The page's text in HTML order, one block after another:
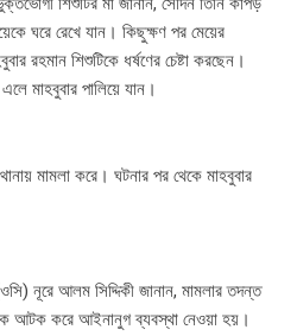
ঘরে রেখে যান। কিছুক্ষণ পর মেয়ের
রহমান শিশুটিকে ধর্ষণের চেষ্টা করছেন।
মাহবুবার পালিয়ে যান।
মামলা করে। ঘটনার পর থেকে মাহবুবার
নূরে আলম সিদ্দিকী জানান, মামলার তদন্ত
আটক করে আইনানুগ ব্যবস্থা নেওয়া হয়।